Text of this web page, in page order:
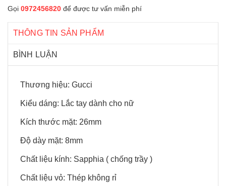
Gọi 0972456820 để được tư vấn miễn phí
THÔNG TIN SẢN PHẨM
BÌNH LUẬN
Thương hiệu: Gucci
Kiểu dáng: Lắc tay dành cho nữ
Kích thước mặt: 26mm
Độ dày mặt: 8mm
Chất liệu kính: Sapphia ( chống trầy )
Chất liệu vỏ: Thép không rỉ